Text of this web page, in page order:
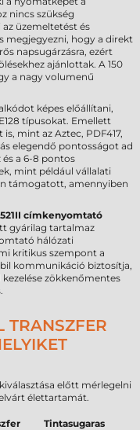
nincs szükség
üzemeltetést és
megjegyezni, hogy a direkt
napsugárzásra, ezért
ajánlottak. A 150
a nagy volumenű
képes előállítani,
típusokat. Emellett
mint az Aztec, PDF417,
elegendő pontosságot ad
a 6-8 pontos
mint például vállalati
támogatott, amennyiben
címkenyomtató
gyárilag tartalmaz
hálózati
kritikus szempont a
kommunikáció biztosítja,
zökkenőmentes
TRANSZFER
előtt mérlegelni
élettartamát.
Tintasugaras